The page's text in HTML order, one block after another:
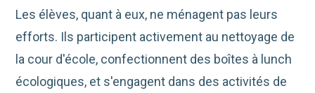
Les élèves, quant à eux, ne ménagent pas leurs
efforts. Ils participent activement au nettoyage de
la cour d'école, confectionnent des boîtes à lunch
écologiques, et s'engagent dans des activités de